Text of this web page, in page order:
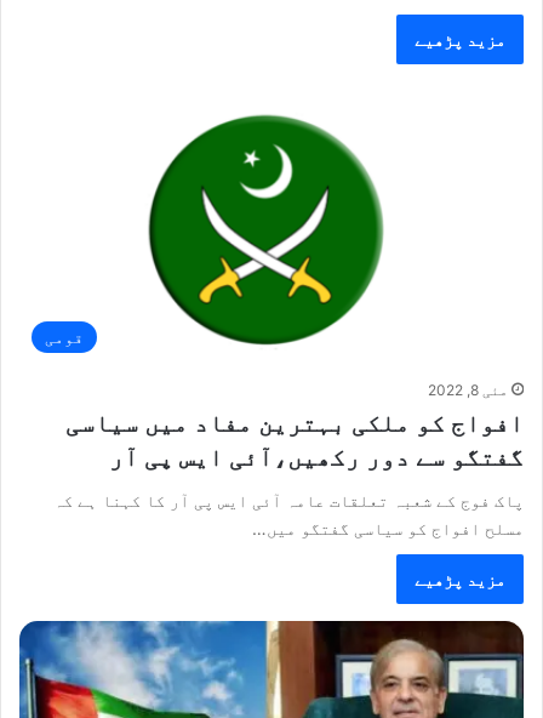
مزید پڑھیے
قومی
مئی 8, 2022
افواج کو ملکی بہترین مفاد میں سیاسی
گفتگو سے دور رکھیں،آئی ایس پی آر
پاک فوج کے شعبہ تعلقات عامہ آئی ایس پی آر کا کہنا ہے کہ
مسلح افواج کو سیاسی گفتگو میں…
مزید پڑھیے